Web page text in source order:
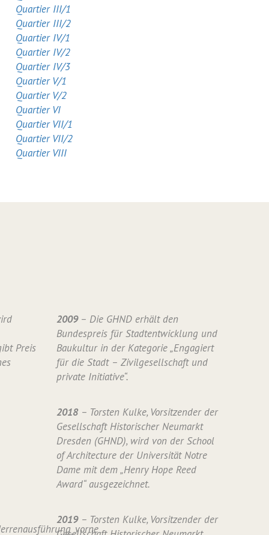
Quartier III/1
Quartier III/2
Quartier IV/1
Quartier IV/2
Quartier IV/3
Quartier V/1
Quartier V/2
Quartier VI
Quartier VII/1
Quartier VII/2
Quartier VIII
Preis
2009 – Die GHND erhält den
Bundespreis für Stadtentwicklung und
Baukultur in der Kategorie „Engagiert
für die Stadt – Zivilgesellschaft und
private Initiative“.
2018– Torsten Kulke, Vorsitzender der
Gesellschaft Historischer Neumarkt
Dresden (GHND), wird von der School
of Architecture der Universität Notre
Dame mit dem „Henry Hope Reed
Award“ ausgezeichnet.
2019– Torsten Kulke, Vorsitzender der